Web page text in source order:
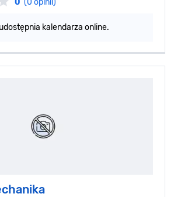
kalendarza online.